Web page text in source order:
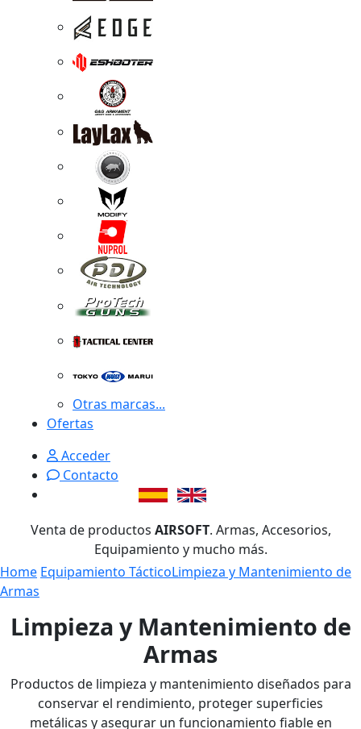
Otras marcas...
Ofertas
Acceder
Contacto
Venta de productos AIRSOFT. Armas, Accesorios,
Equipamiento y mucho más.
Home Equipamiento TácticoLimpieza y Mantenimiento de
Armas
Limpieza y Mantenimiento de
Armas
Productos de limpieza y mantenimiento diseñados para
conservar el rendimiento, proteger superficies
metálicas y asegurar un funcionamiento fiable en